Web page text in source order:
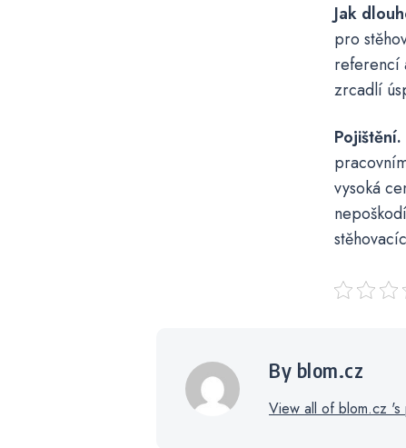
Jak
pro
referencí
zrcadlí
Pojištění.
vysoká
By blom.cz
View all of blom.cz 's